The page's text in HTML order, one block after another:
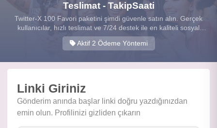
Teslimat - TakipSaati
Twitter-X 100 Favori paketini şimdi güvenle satın alın. Gerçek
kullanıcılar, hızlı teslimat ve 7/24 destek ile en kaliteli sosyal
medya hizmetini sunuyoruz.
Aktif 2 Ödeme Yöntemi
Linki Giriniz
Gönderim anında başlar linki doğru yazdığınızdan
emin olun. Profilinizi gizliden çıkarın